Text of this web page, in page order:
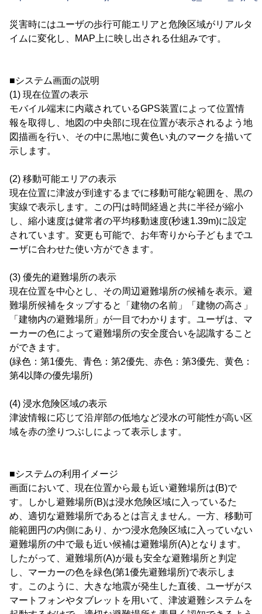
災害時にはユーザの歩行可能エリアと危険区域がリアルタ
イムに変化し、MAP上に映し出される仕組みです。
■システム画面の説明
(1) 現在位置の表示
モバイル端末に内蔵されているGPS装置によって位置情
報を取得し、地図の中央部に現在位置が表示されるよう地
図描画を行い、その中に黒地に黄色い丸のマークを描いて
示します。
(2) 移動可能エリアの表示
現在位置に津波が到達するまでに移動可能な範囲を、黒の
実線で表示します。この円は時間経過と共に半径が縮小
し、縮小速度は健常者の平均移動速度(秒速1.39m)に設定
されています。変更も可能で、お年寄りから子どもまでユ
ーザに合わせた使い方ができます。
(3) 優先的避難場所の表示
現在位置を中心とし、その周辺避難場所の候補を表示。避
難場所候補をタップすると「建物の名前」「建物の高さ」
「建物内の避難場所」が一目でわかります。ユーザは、マ
ーカーの色によって避難場所の安全度合いを認識すること
ができます。
(緑色：第1優先、青色：第2優先、赤色：第3優先、黄色：
第4以降の優先場所)
(4) 浸水危険区域の表示
津波情報に応じて沿岸部の低地など浸水の可能性が高い区
域を赤の塗りつぶしによって表示します。
■システムの利用イメージ
画面において、現在位置から最も近い避難場所は(B)で
す。しかし避難場所(B)は浸水危険区域に入っているた
め、適切な避難場所であるとは言えません。一方、移動可
能範囲円の内側にあり、かつ浸水危険区域に入っていない
避難場所の中で最も近い候補は避難場所(A)となります。
したがって、避難場所(A)が最も安全な避難場所と判定
し、マーカーの色を緑色(第1優先避難場所)で表示しま
す。このように、大きな地震が発生した直後、ユーザがス
マートフォンやタブレットを用いて、津波避難システムを